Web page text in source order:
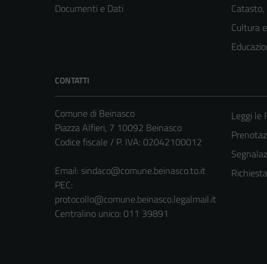
Documenti e Dati
Cultura
CONTATTI
Comune di Beinasco
Piazza Alfieri, 7 10092 Beinasco
Codice fiscale / P. IVA: 02042100012
Email: sindaco@comune.beinasco.to.it
PEC:
protocollo@comune.beinasco.legalmail.it
Centralino unico: 011 39891
Leggi le